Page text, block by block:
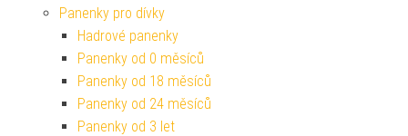
Panenky pro dívky
Hadrové panenky
Panenky od 0 měsíců
Panenky od 18 měsíců
Panenky od 24 měsíců
Panenky od 3 let